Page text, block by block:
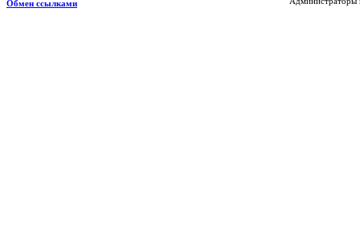
Обмен ссылками